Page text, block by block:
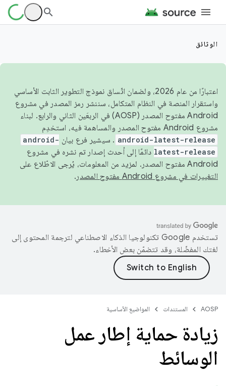
الوثائق
اعتبارًا من عام 2026، ولضمان اتّساق نموذج التطوير الثابت الأساسي
واستقرار المنصة في النظام المتكامل، سننشر رمز المصدر في مشروع
Android مفتوح المصدر (AOSP) في الربعَين الثاني والرابع. لبناء
مشروع Android مفتوح المصدر والمساهمة فيه، استخدِم
android-latest-release . سيشير فرع بيان android-
latest-release دائمًا إلى أحدث إصدار تم نشره في مشروع
Android مفتوح المصدر. لمزيد من المعلومات، يُرجى الاطّلاع على
التغييرات في مشروع Android مفتوح المصدر
.
تستخدم Google تكنولوجيا الذكاء الاصطناعي لترجمة المحتوى إلى
لغتك المفضّلة، وقد تتضمّن بعض الأخطاء.
AOSP المستندات المواضيع الأساسية
زيادة حماية إطار عمل
الوسائط